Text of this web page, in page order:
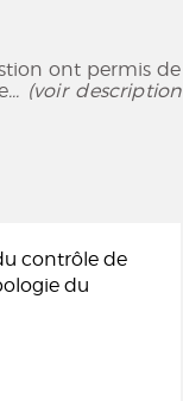
ont permis de
... (voir description
contrôle de
du